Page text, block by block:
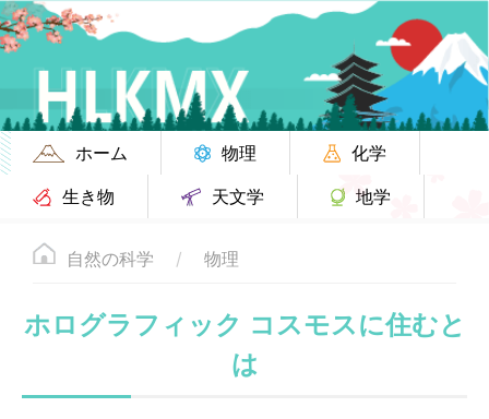
ホーム 物理
化学
生き物
天文学 地学
自然の科学 物理
ホログラフィック コスモスに住むと
は